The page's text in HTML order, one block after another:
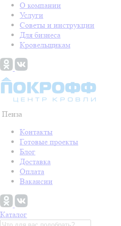
О компании
Услуги
Советы и инструкции
Для бизнеса
Кровельщикам
Пенза
Контакты
Готовые проекты
Блог
Доставка
Оплата
Вакансии
Каталог